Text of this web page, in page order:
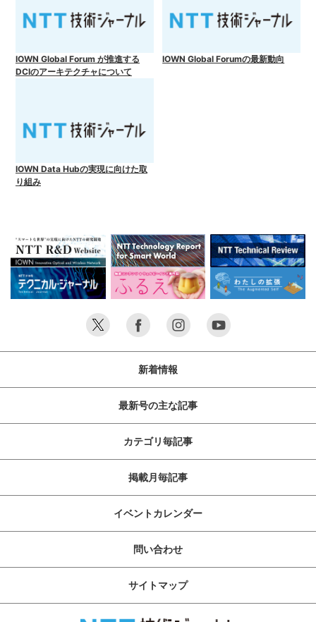
IOWN Global Forum が推進する
DCIのアーキテクチャについて
IOWN Global Forumの最新動向
IOWN Data Hubの実現に向けた取
り組み
新着情報
最新号の主な記事
カテゴリ毎記事
掲載月毎記事
イベントカレンダー
問い合わせ
サイトマップ